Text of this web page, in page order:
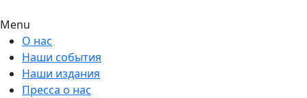
Menu
О нас
Наши события
Наши издания
Пресса о нас